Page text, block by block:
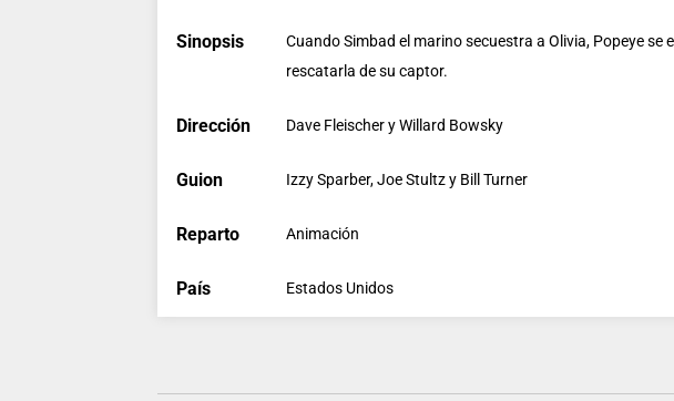
Sinopsis
Cuando Simbad el marino secuestra a Olivia, Popeye
rescatarla de su captor.
Dirección Dave Fleischer y Willard Bowsky
Guion Izzy Sparber, Joe Stultz y Bill Turner
Reparto Animación
País Estados Unidos